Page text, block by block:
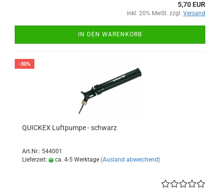
5,70 EUR
inkl. 20% MwSt. zzgl. Versand
IN DEN WARENKORB
-30%
QUICKEX Luftpumpe - schwarz
Art.Nr.: 544001
Lieferzeit:
ca. 4-5 Werktage (Ausland abweichend)